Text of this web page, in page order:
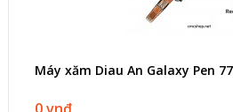
Máy xăm Diau An Galaxy Pen